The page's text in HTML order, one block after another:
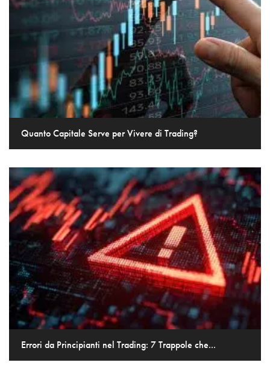
Quanto Capitale Serve per Vivere di Trading?
Errori da Principianti nel Trading: 7 Trappole che...